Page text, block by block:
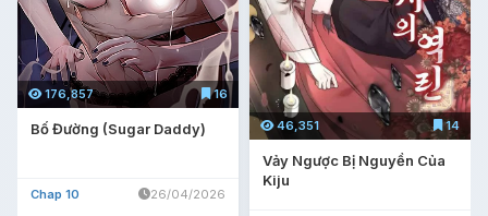
176,857 16
Bố Đường (Sugar Daddy)
Chap 10 26/04/2026
46,351 14
Vảy Ngược Bị Nguyền Của
Kiju